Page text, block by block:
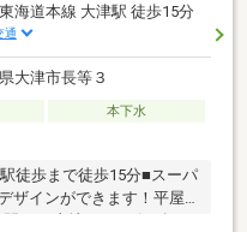
東海道本線 大津駅 徒歩15分
通
大津市長等３
本下水
徒歩まで徒歩15分■スーパ
ザインができます！平屋
を♪■土地から一緒に探せ